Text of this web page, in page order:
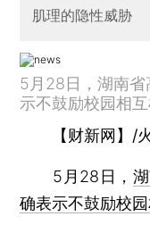
肌理的隐性威胁
5月28日，湖南
示不鼓励校园相
【财新网】/
5月28日，
确表示不鼓励校